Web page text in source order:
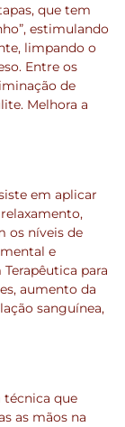
que tem
estimulando
limpando o
Entre os
de
Melhora a
em aplicar
os níveis de
e
para
aumento da
sanguínea,
técnica que
as mãos na